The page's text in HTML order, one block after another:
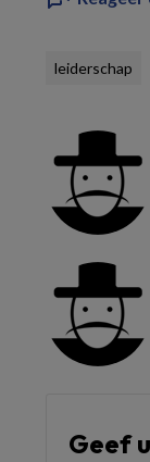
leiderschap
Geef